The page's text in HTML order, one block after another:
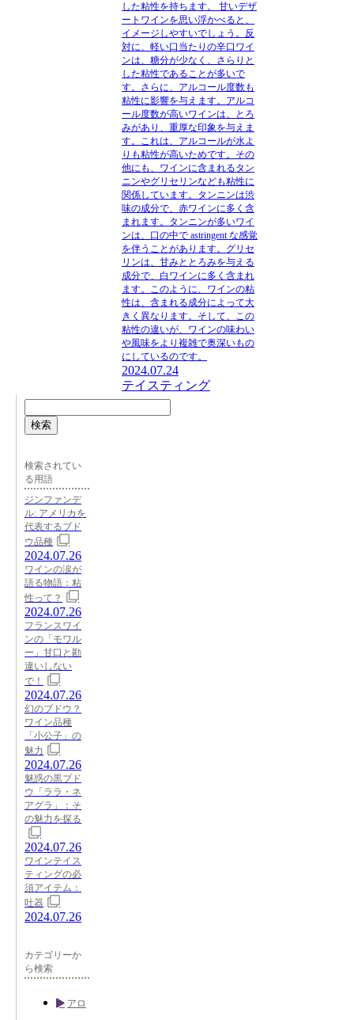
した粘性を持ちます。 甘いデザ
ートワインを思い浮かべると、
イメージしやすいでしょう。反
対に、軽い口当たりの辛口ワイ
ンは、糖分が少なく、さらりと
した粘性であることが多いで
す。さらに、アルコール度数も
粘性に影響を与えます。アルコ
ール度数が高いワインは、とろ
みがあり、重厚な印象を与えま
す。これは、アルコールが水よ
りも粘性が高いためです。その
他にも、ワインに含まれるタン
ニンやグリセリンなども粘性に
関係しています。タンニンは渋
味の成分で、赤ワインに多く含
まれます。タンニンが多いワイ
ンは、口の中で astringent な感覚
を伴うことがあります。グリセ
リンは、甘みととろみを与える
成分で、白ワインに多く含まれ
ます。このように、ワインの粘
性は、含まれる成分によって大
きく異なります。そして、この
粘性の違いが、ワインの味わい
や風味をより複雑で奥深いもの
にしているのです。
2024.07.24
テイスティング
検索
検索されてい
る用語
ジンファンデ
ル: アメリカを
代表するブド
ウ品種
2024.07.26
ワインの涙が
語る物語：粘
性って？
2024.07.26
フランスワイ
ンの「モワル
ー」甘口と勘
違いしない
で！
2024.07.26
幻のブドウ？
ワイン品種
「小公子」の
魅力
2024.07.26
魅惑の黒ブド
ウ「ララ・ネ
アグラ」：そ
の魅力を探る
2024.07.26
ワインテイス
ティングの必
須アイテム：
吐器
2024.07.26
カテゴリーか
ら検索
アロ